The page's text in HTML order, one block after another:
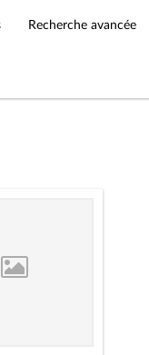
Recherche avancée